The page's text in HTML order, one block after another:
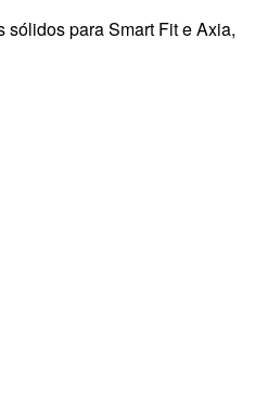
para Smart Fit e Axia,